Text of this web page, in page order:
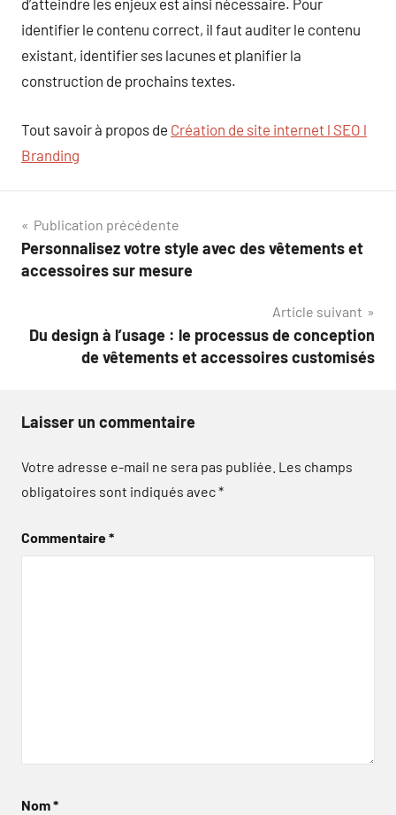
d’atteindre les enjeux est ainsi nécessaire. Pour
identifier le contenu correct, il faut auditer le contenu
existant, identifier ses lacunes et planifier la
construction de prochains textes.
Tout savoir à propos de Création de site internet l SEO l
Branding
Navigation
de
Publication précédente
Personnalisez votre style avec des vêtements et
accessoires sur mesure
Article suivant
Du design à l’usage : le processus de conception
de vêtements et accessoires customisés
Laisser un commentaire
Votre adresse e-mail ne sera pas publiée. Les champs
obligatoires sont indiqués avec*
Commentaire*
Nom*